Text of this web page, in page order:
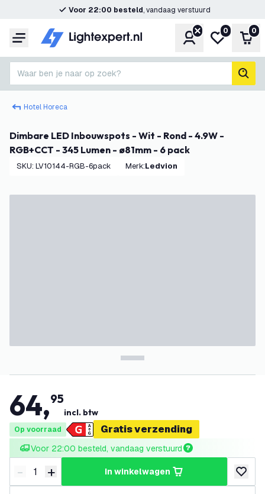
Voor 22:00 besteld, vandaag verstuurd
Menu Account
Mijn
0 0
Waar ben je naar op zoek?
Hotel Horeca
Dimbare LED Inbouwspots - Wit - Rond - 4.9W -
RGB+CCT - 345 Lumen - ø81mm - 6 pack
SKU: LV10144-RGB-6pack Merk: Ledvion
64,95
incl. btw
Op voorraad Gratis verzending
Voor 22:00 besteld, vandaag verstuurd
Verminder hoeveelheid
- Verhoog hoeveelheid
+ in winkelwagen